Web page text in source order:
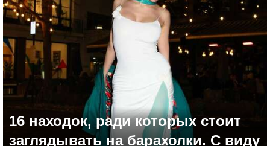
16 находок, ради которых стоит
заглядывать на барахолки. С виду